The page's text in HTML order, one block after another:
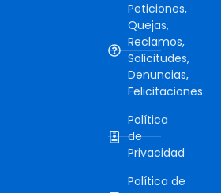
Peticiones,
Quejas,
Reclamos,
Solicitudes,
Denuncias,
Felicitaciones
Política
de
Privacidad
Política de